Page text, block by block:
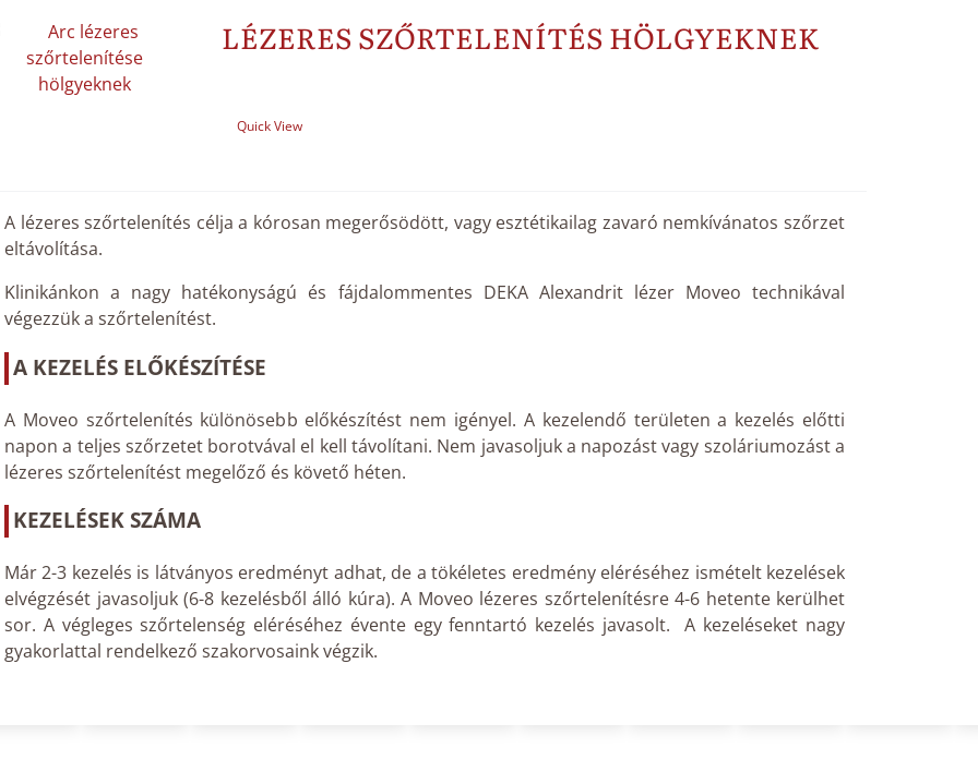
LÉZERES SZŐRTELENÍTÉS HÖLGYEKNEK
Quick View
A lézeres szőrtelenítés célja a kórosan megerősödött, vagy esztétikailag zavaró nemkívánatos szőrzet
eltávolítása.
Klinikánkon a nagy hatékonyságú és fájdalommentes DEKA Alexandrit lézer Moveo technikával
végezzük a szőrtelenítést.
A KEZELÉS ELŐKÉSZÍTÉSE
A Moveo szőrtelenítés különösebb előkészítést nem igényel. A kezelendő területen a kezelés előtti
napon a teljes szőrzetet borotvával el kell távolítani. Nem javasoljuk a napozást vagy szoláriumozást a
lézeres szőrtelenítést megelőző és követő héten.
KEZELÉSEK SZÁMA
Már 2-3 kezelés is látványos eredményt adhat, de a tökéletes eredmény eléréséhez ismételt kezelések
elvégzését javasoljuk (6-8 kezelésből álló kúra). A Moveo lézeres szőrtelenítésre 4-6 hetente kerülhet
sor. A végleges szőrtelenség eléréséhez évente egy fenntartó kezelés javasolt. A kezeléseket nagy
gyakorlattal rendelkező szakorvosaink végzik.